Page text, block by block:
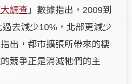
調查」數據指出， 2009到
去減少10% ，北部更減少
出，都市擴張所帶來的棲
競爭正是消滅牠們的主